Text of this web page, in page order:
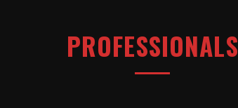
PROFESSIONALS